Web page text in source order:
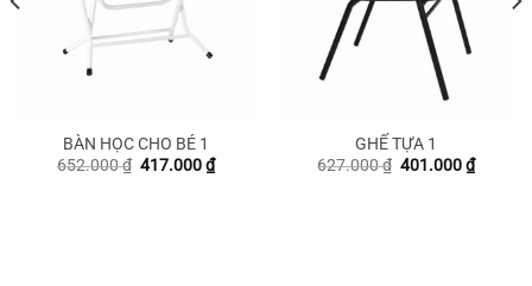
BÀN HỌC CHO BÉ 1
652.000₫ Giá
417.000₫Giá
hiện
GHẾ TỰA 1
627.000₫ Giá
401.000₫Giá
hiện